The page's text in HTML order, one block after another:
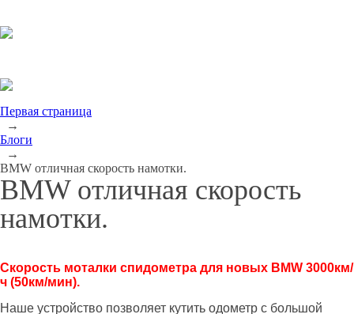
Первая страница
→
Блоги
→
BMW отличная скорость намотки.
BMW отличная скорость
намотки.
Скорость моталки спидометра для новых BMW 3000км/
ч (50км/мин).
Наше устройство позволяет кутить одометр с большой